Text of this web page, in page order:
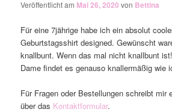
Veröffentlicht am Mai 26, 2020 von Bettina
Für eine 7jährige habe ich ein absolut
Geburtstagsshirt designed. Gewünscht
knallbunt. Wenn das mal nicht knallbunt
Dame findet es genauso knallermäßig wie
Für Fragen oder Bestellungen schreibt mir
über das Kontaktformular.